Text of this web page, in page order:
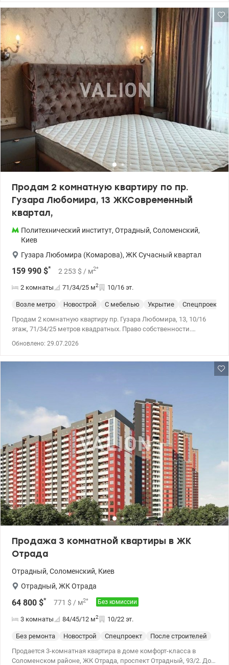
инфросруктура, рядом магазины и бутики. в пешей доступности
остановка скоростного трамвая. Цена: 72000 у.е 0952331313
Иннна Valion.ua/1120131
Продам 2 комнатную квартиру по пр.
Гузара Любомира, 13 ЖКСовременный
квартал,
Политехнический институт, Отрадный, Соломенский,
Киев
Гузара Любомира (Комарова), ЖК Сучасный квартал
159 990 $* 2 253 $ / м2*
2 комнаты 71/34/25 м2 10/16 эт.
Возле метро Новострой С мебелью Укрытие Спецпроект
Продам 2 комнатную квартиру пр. Гузара Любомира, 13, 10/16
этаж, 71/34/25 метров квадратных. Право собственности.
оборудованое помещение 6,5 м. Укрытие, Закрытая территория,
охрана и видеообзор, консьерж, своя внутренняя
инфраструктура, а также развитая инфраструктура района –
школы, сады, супермаркеты, рынок – все рядом. Много детских
и спортивных площадок. Великолепная транспортная развязка.
Цена 159990 у.е. Оксана Фурс ,.067 724 12 86 , valion.ua/1089334
Обновлено: 29.07.2026
Продажа 3 комнатной квартиры в ЖК
Отрада
Отрадный, Соломенский, Киев
Отрадный, ЖК Отрада
64 800 $* 771 $ / м2* Без комиссии
3 комнаты 84/45/12 м2 10/22 эт.
Без ремонта Новострой Спецпроект
После строителей
Продается 3-комнатная квартира в доме комфорт-класса в
Соломенском районе, ЖК Отрада, проспект Отрадный, 93/2. Дом